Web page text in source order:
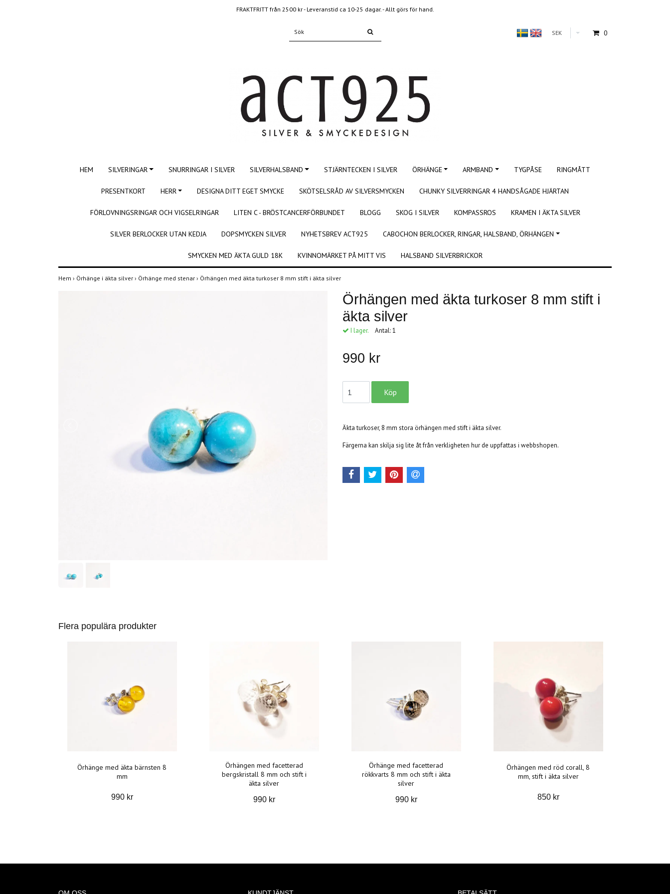
FRAKTFRITT från 2500 kr - Leveranstid ca 10-25 dagar. - Allt görs för hand.
SEK 0
HEM SILVERINGAR SNURRINGAR I SILVER SILVERHALSBAND STJÄRNTECKEN I SILVER ÖRHÄNGE ARMBAND TYGPÅSE RINGMÅTT
PRESENTKORT HERR DESIGNA DITT EGET SMYCKE SKÖTSELSRÅD AV SILVERSMYCKEN CHUNKY SILVERRINGAR 4 HANDSÅGADE HJÄRTAN
FÖRLOVNINGSRINGAR OCH VIGSELRINGAR LITEN C - BRÖSTCANCERFÖRBUNDET BLOGG SKOG I SILVER KOMPASSROS KRAMEN I ÄKTA SILVER
SILVER BERLOCKER UTAN KEDJA DOPSMYCKEN SILVER NYHETSBREV ACT925 CABOCHON BERLOCKER, RINGAR, HALSBAND, ÖRHÄNGEN
SMYCKEN MED ÄKTA GULD 18K KVINNOMÄRKET PÅ MITT VIS HALSBAND SILVERBRICKOR
Hem › Örhänge i äkta silver › Örhänge med stenar › Örhängen med äkta turkoser 8 mm stift i äkta silver
Örhängen med äkta turkoser 8 mm stift i
äkta silver
I lager. Antal:1
990 kr
Äkta turkoser, 8 mm stora örhängen med stift i äkta silver.
Färgerna kan skilja sig lite åt från verkligheten hur de uppfattas i webbshopen.
Flera populära produkter
Örhänge med äkta bärnsten 8
mm
990 kr
Örhängen med facetterad
bergskristall 8 mm och stift i
äkta silver
990 kr
Örhänge med facetterad
rökkvarts 8 mm och stift i äkta
silver
990 kr
Örhängen med röd corall, 8
mm, stift i äkta silver
850 kr